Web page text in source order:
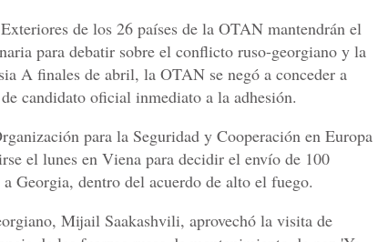
de los 26 países de la OTAN mantendrán el
para debatir sobre el conflicto ruso-georgiano y la
A finales de abril, la OTAN se negó a conceder a
candidato oficial inmediato a la adhesión.
para la Seguridad y Cooperación en Europa
el lunes en Viena para decidir el envío de 100
Georgia, dentro del acuerdo de alto el fuego.
Mijail Saakashvili, aprovechó la visita de